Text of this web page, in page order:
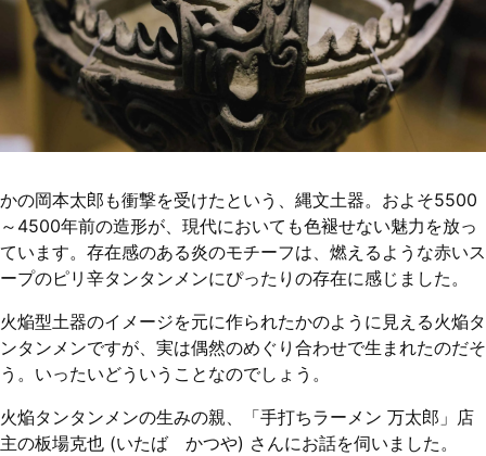
かの岡本太郎も衝撃を受けたという、縄文土器。およそ5500
～4500年前の造形が、現代においても色褪せない魅力を放っ
ています。存在感のある炎のモチーフは、燃えるような赤いス
ープのピリ辛タンタンメンにぴったりの存在に感じました。
火焔型土器のイメージを元に作られたかのように見える火焔タ
ンタンメンですが、実は偶然のめぐり合わせで生まれたのだそ
う。いったいどういうことなのでしょう。
火焔タンタンメンの生みの親、「手打ちラーメン 万太郎」店
主の板場克也 (いたば かつや) さんにお話を伺いました。